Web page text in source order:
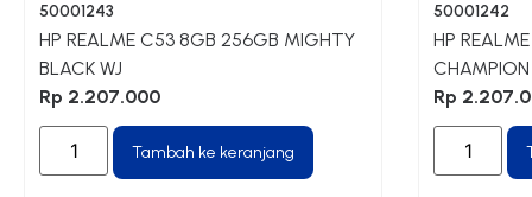
50001243
HP REALME C53 8GB 256GB MIGHTY
BLACK WJ
Rp 2.207.000
Tambah ke keranjang
50001242
HP
Rp